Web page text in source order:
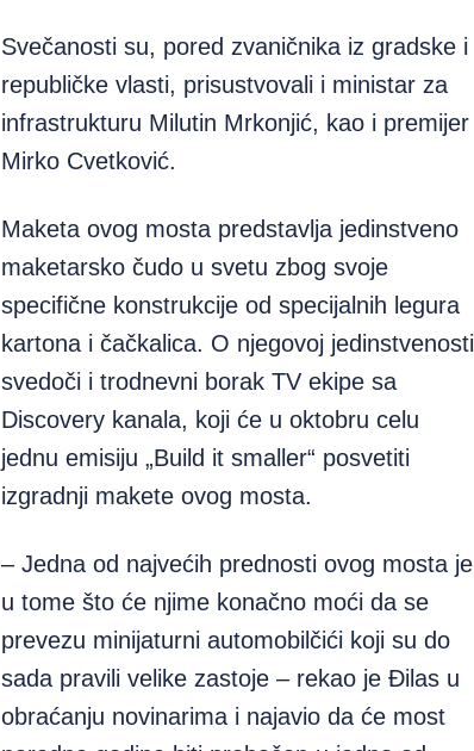
Svečanosti su, pored zvaničnika iz gradske i
republičke vlasti, prisustvovali i ministar za
infrastrukturu Milutin Mrkonjić, kao i premijer
Mirko Cvetković.
Maketa ovog mosta predstavlja jedinstveno
maketarsko čudo u svetu zbog svoje
specifične konstrukcije od specijalnih legura
kartona i čačkalica. O njegovoj jedinstvenosti
svedoči i trodnevni borak TV ekipe sa
Discovery kanala, koji će u oktobru celu
jednu emisiju „Build it smaller“ posvetiti
izgradnji makete ovog mosta.
– Jedna od najvećih prednosti ovog mosta je
u tome što će njime konačno moći da se
prevezu minijaturni automobilčići koji su do
sada pravili velike zastoje – rekao je Đilas u
obraćanju novinarima i najavio da će most